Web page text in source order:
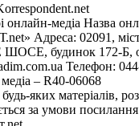
онлайн-медіа Назва
Адреса: 02091,
будинок 172-Б,
Телефон:
– R40-06068
яких матеріалів,
за умови